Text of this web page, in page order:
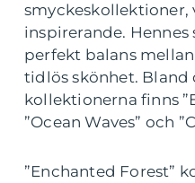
smyckeskollektioner,
inspirerande. Hennes
perfekt balans
tidlös skönhet. Bland
kollektionerna finns
”Ocean Waves” och
”Enchanted Forest”